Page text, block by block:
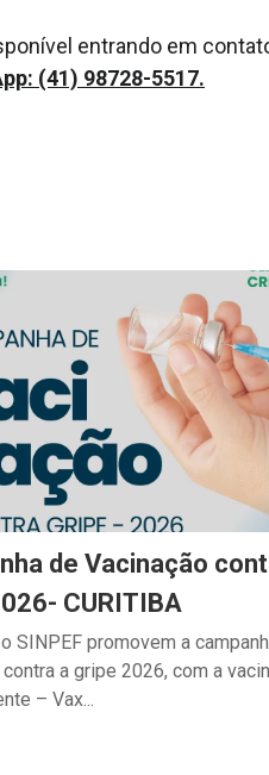
entrando em
(41) 98728-5517.
de Vacinação
CURITIBA
SINPEF promovem a
a gripe 2026, com a
– Vax...